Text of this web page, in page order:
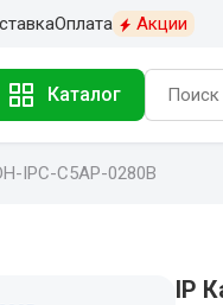
Оплата Акции
Каталог
IPC-C5AP-0280B
IP